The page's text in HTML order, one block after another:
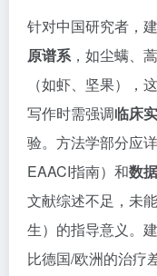
针对中国研究者，
原谱系，如尘螨、
（如虾、坚果），
写作时需强调临床
验。方法学部分应
EAACI指南）和数
文献综述不足，未
生）的指导意义。
比德国/欧洲的治疗